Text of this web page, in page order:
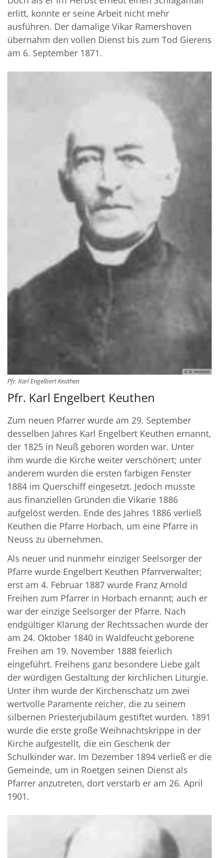
erlitt, konnte er seine Arbeit nicht mehr
ausführen. Der damalige Vikar Ramershoven
übernahm den vollen Dienst bis zum Tod Gierens
am 6. September 1871.
© St. Heinrich
Pfr. Karl Engelbert Keuthen
Pfr. Karl Engelbert Keuthen
Zum neuen Pfarrer wurde am 29. September
desselben Jahres Karl Engelbert Keuthen ernannt,
der 1825 in Neuß geboren worden war. Unter
ihm wurde die Kirche weiter verschönert; unter
anderem wurden die ersten farbigen Fenster
1884 im Querschiff eingesetzt. Jedoch musste
aus finanziellen Gründen die Vikarie 1886
aufgelöst werden. Ende des Jahres 1886 verließ
Keuthen die Pfarre Horbach, um eine Pfarre in
Neuss zu übernehmen.
Als neuer und nunmehr einziger Seelsorger der
Pfarre wurde Engelbert Keuthen Pfarrverwalter;
erst am 4. Februar 1887 wurde Franz Arnold
Freihen zum Pfarrer in Horbach ernannt; auch er
war der einzige Seelsorger der Pfarre. Nach
endgültiger Klärung der Rechtssachen wurde der
am 24. Oktober 1840 in Waldfeucht geborene
Freihen am 19. November 1888 feierlich
eingeführt. Freihens ganz besondere Liebe galt
der würdigen Gestaltung der kirchlichen Liturgie.
Unter ihm wurde der Kirchenschatz um zwei
wertvolle Paramente reicher, die zu seinem
silbernen Priesterjubiläum gestiftet wurden. 1891
wurde die erste große Weihnachtskrippe in der
Kirche aufgestellt, die ein Geschenk der
Schulkinder war. Im Dezember 1894 verließ er die
Gemeinde, um in Roetgen seinen Dienst als
Pfarrer anzutreten, dort verstarb er am 26. April
1901.